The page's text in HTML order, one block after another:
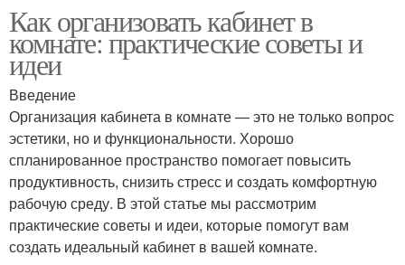
Как организовать кабинет в
комнате: практические советы и
идеи
Введение
Организация кабинета в комнате — это не только вопрос
эстетики, но и функциональности. Хорошо
спланированное пространство помогает повысить
продуктивность, снизить стресс и создать комфортную
рабочую среду. В этой статье мы рассмотрим
практические советы и идеи, которые помогут вам
создать идеальный кабинет в вашей комнате.